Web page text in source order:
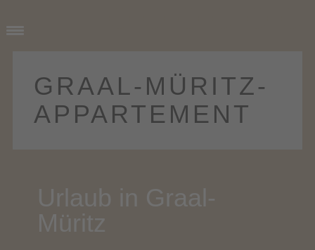
GRAAL-MÜRITZ­-
APPARTEMENT
content
Urlaub in Graal-
Müritz